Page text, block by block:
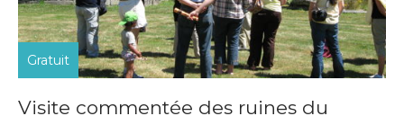
Gratuit
Visite commentée des ruines du